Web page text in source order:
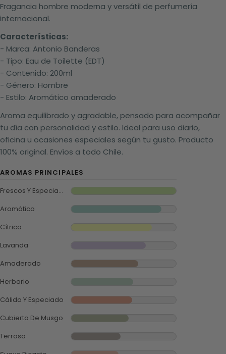
Fragancia hombre moderna y versátil de perfumería
internacional.
Características:
- Marca: Antonio Banderas
- Tipo: Eau de Toilette (EDT)
- Contenido: 200ml
- Género: Hombre
- Estilo: Aromático amaderado
Aroma equilibrado y agradable, pensado para acompañar
tu día con personalidad y estilo. Ideal para uso diario,
oficina u ocasiones especiales según tu gusto. Producto
100% original. Envíos a todo Chile.
AROMAS PRINCIPALES
Frescos Y Especiados
Aromático
Cítrico
Lavanda
Amaderado
Herbario
Cálido Y Especiado
Cubierto De Musgo
Terroso